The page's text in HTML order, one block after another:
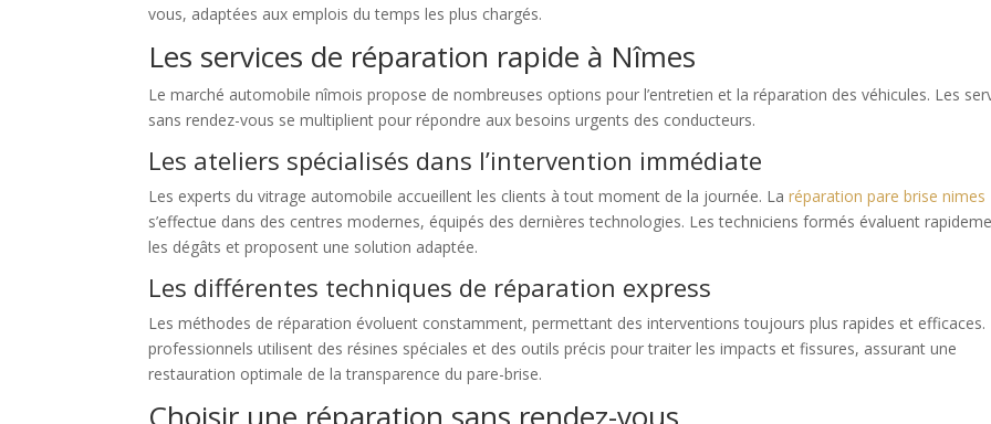
vous, adaptées aux emplois du temps les plus chargés.
Les services de réparation rapide à Nîmes
Le marché automobile nîmois propose de nombreuses options pour l’entretien et la réparation des véhicules. Les
sans rendez-vous se multiplient pour répondre aux besoins urgents des conducteurs.
Les ateliers spécialisés dans l’intervention immédiate
Les experts du vitrage automobile accueillent les clients à tout moment de la journée. Laréparation pare brise nimes
s’effectue dans des centres modernes, équipés des dernières technologies. Les techniciens formés évaluent
les dégâts et proposent une solution adaptée.
Les différentes techniques de réparation express
Les méthodes de réparation évoluent constamment, permettant des interventions toujours plus rapides et efficaces.
professionnels utilisent des résines spéciales et des outils précis pour traiter les impacts et fissures, assurant une
restauration optimale de la transparence du pare-brise.
Choisir une réparation sans rendez-vous